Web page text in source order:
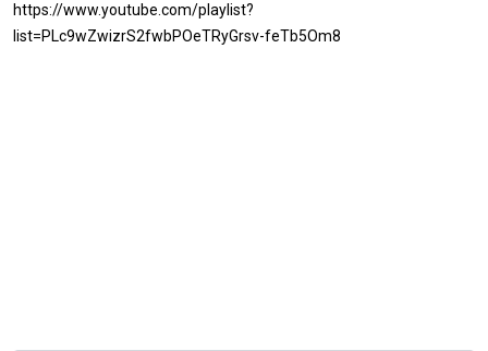
https://www.youtube.com/playlist?
list=PLc9wZwizrS2fwbPOeTRyGrsv-feTb5Om8